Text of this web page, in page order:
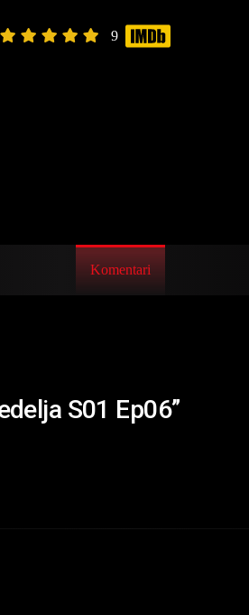
9
Komentari
S01 Ep06”